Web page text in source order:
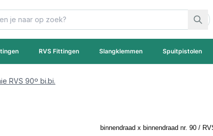
RVS Fittingen Slangklemmen Spuitpistolen
RVS 90º bi.bi.
binnendraad x binnendraad nr. 90 /